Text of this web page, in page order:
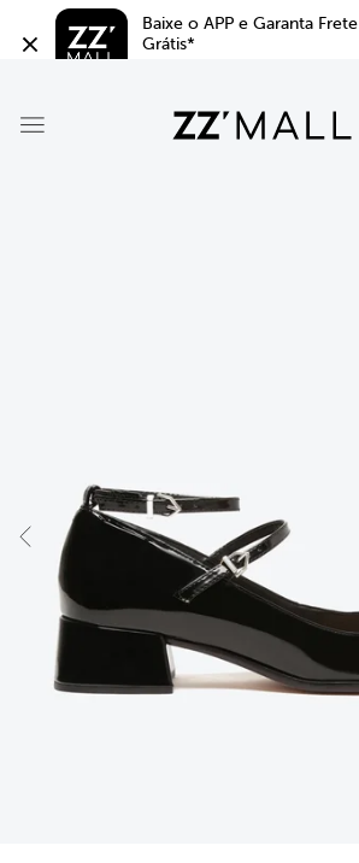
Baixe o APP e Garanta Frete
Grátis*